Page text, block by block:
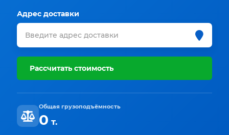
Адрес доставки
Рассчитать стоимость
Общая грузоподъёмность
0 т.